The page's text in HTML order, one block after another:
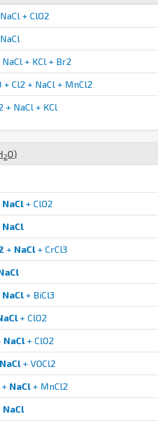
+ ClO2
+ KCl + Br2
+ Cl2 + NaCl + MnCl2
+ NaCl + KCl
2O)
NaCl+ ClO2
NaCl
+ NaCl+ CrCl3
NaCl+ BiCl3
+ ClO2
NaCl+ ClO2
NaCl+ VOCl2
+ NaCl+ MnCl2
NaCl